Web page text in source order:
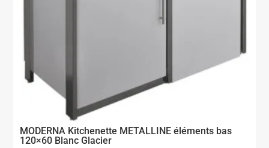
MODERNA Kitchenette METALLINE éléments bas
120×60 Blanc Glacier